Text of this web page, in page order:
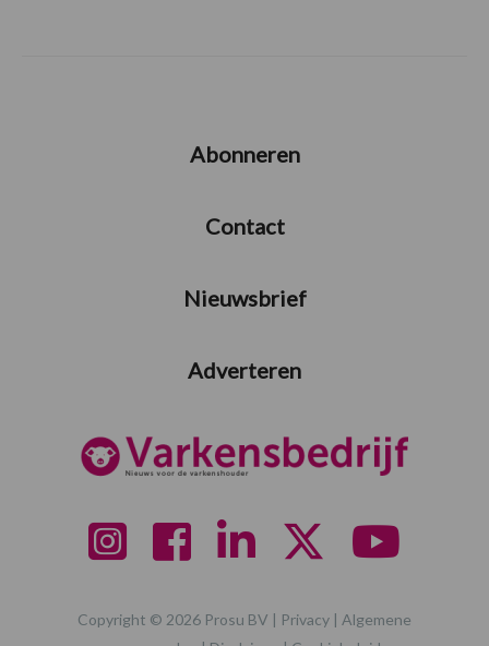
Abonneren
Contact
Nieuwsbrief
Adverteren
Copyright © 2026 Prosu BV | Privacy | Algemene